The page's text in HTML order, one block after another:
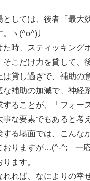
しては、後者「最大
ヽ(^o^)丿
た時、スティッキング
こだけ力を貸して、
貸し過ぎで、補助の
補助の加減で、神経
ることが、「フォー
な要素でもあると考
る場面では、こんな
おりますが…(^-^; 一
ます。
れば、なによりの幸